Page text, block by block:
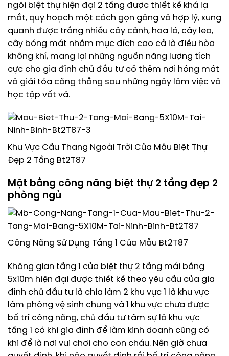
ngôi biệt thự hiện đại 2 tầng được thiết kế khá lạ
mắt, quy hoạch một cách gọn gàng và hợp lý, xung
quanh được trồng nhiều cây cảnh, hoa lá, cây leo,
cây bóng mát nhằm mục đích cao cả là điều hòa
không khí, mang lại những nguồn năng lượng tích
cực cho gia đình chủ đầu tư có thêm nơi hóng mát
và giải tỏa căng thẳng sau những ngày làm việc và
học tập vất vả.
Khu Vực Cầu Thang Ngoài Trời Của Mẫu Biệt Thự
Đẹp 2 Tầng Bt2T87
Mặt bằng công năng biệt thự 2 tầng đẹp 2
phòng ngủ
Công Năng Sử Dụng Tầng 1 Của Mẫu Bt2T87
Không gian tầng 1 của biệt thự 2 tầng mái bằng
5x10m hiện đại được thiết kế theo yêu cầu của gia
đình chủ đầu tư là chia làm 2 khu vực 1 là khu vực
làm phòng vệ sinh chung và 1 khu vực chưa được
bố trí công năng, chủ đầu tư tâm sự là khu vực
tầng 1 có khi gia đình để làm kinh doanh cũng có
khi để là nơi vui chơi cho con cháu. Nên giờ chưa